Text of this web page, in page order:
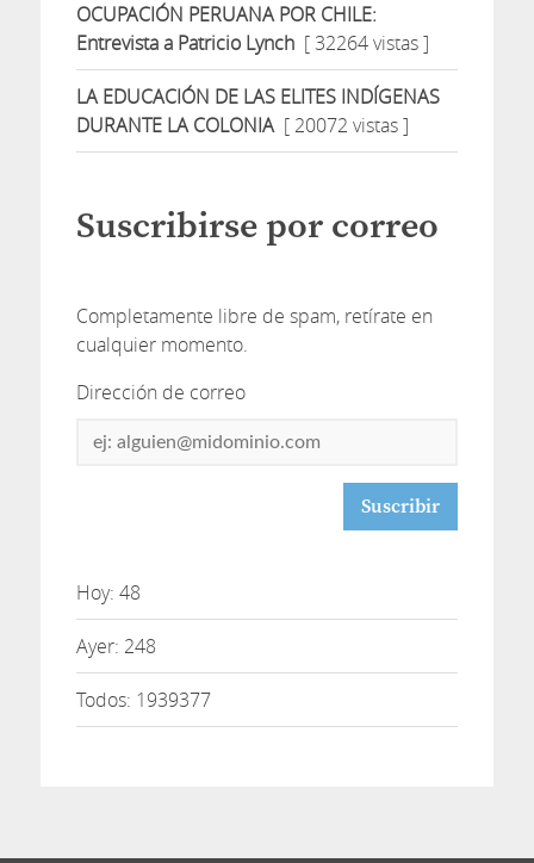
OCUPACIÓN PERUANA POR CHILE:
Entrevista a Patricio Lynch[ 32264 vistas ]
LA EDUCACIÓN DE LAS ELITES INDÍGENAS
DURANTE LA COLONIA[ 20072 vistas ]
Suscribirse por correo
Completamente libre de spam, retírate en
cualquier momento.
Dirección de correo
Dirección
Hoy: 48
Ayer: 248
Todos: 1939377